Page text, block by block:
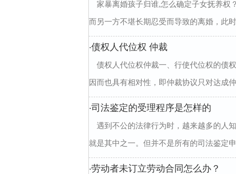
家暴离婚孩子归谁,怎么确定子女抚养权
而另一方不堪长期忍受而导致的离婚，此
·债权人代位权 仲裁
债权人代位权仲裁一、行使代位权的债
因而也具有相对性，即仲裁协议只对达成
·司法鉴定的受理程序是怎样的
遇到不公的法律行为时，越来越多的人
就是其中之一。但并不是所有的司法鉴定
·劳动者未订立劳动合同怎么办？